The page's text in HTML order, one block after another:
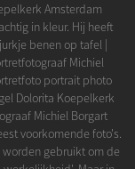
Amsterdam
in kleur. Hij heeft
benen op tafel |
Michiel
portrait photo
Dolorita Koepelkerk
Michiel Borgart
voorkomende foto's.
gebruikt om de